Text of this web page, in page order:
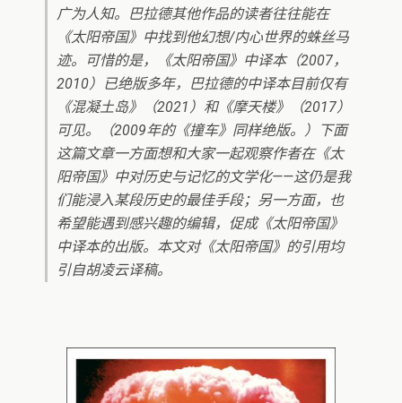
广为人知。巴拉德其他作品的读者往往能在
《太阳帝国》中找到他幻想/内心世界的蛛丝马
迹。可惜的是，《太阳帝国》中译本（2007，
2010）已绝版多年，巴拉德的中译本目前仅有
《混凝土岛》（2021）和《摩天楼》（2017）
可见。（2009年的《撞车》同样绝版。）下面
这篇文章一方面想和大家一起观察作者在《太
阳帝国》中对历史与记忆的文学化——这仍是我
们能浸入某段历史的最佳手段；另一方面，也
希望能遇到感兴趣的编辑，促成《太阳帝国》
中译本的出版。本文对《太阳帝国》的引用均
引自胡凌云译稿。